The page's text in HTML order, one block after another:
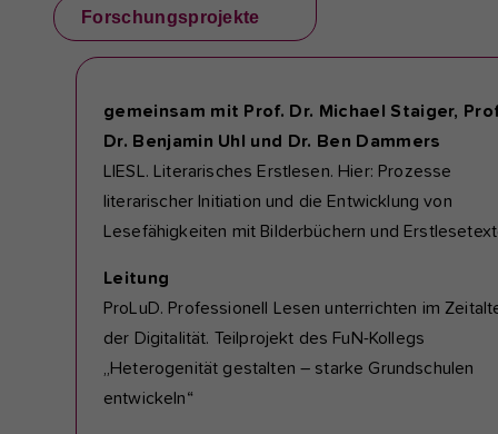
Forschungsprojekte
gemeinsam mit Prof. Dr. Michael Staiger,
Dr. Benjamin Uhl und Dr. Ben Dammers
LIESL. Literarisches Erstlesen. Hier: Prozesse
literarischer Initiation und die Entwicklung von
Lesefähigkeiten mit Bilderbüchern und
Leitung
ProLuD. Professionell Lesen unterrichten im
der Digitalität. Teilprojekt des FuN-Kollegs
„Heterogenität gestalten – starke Grundschulen
entwickeln“